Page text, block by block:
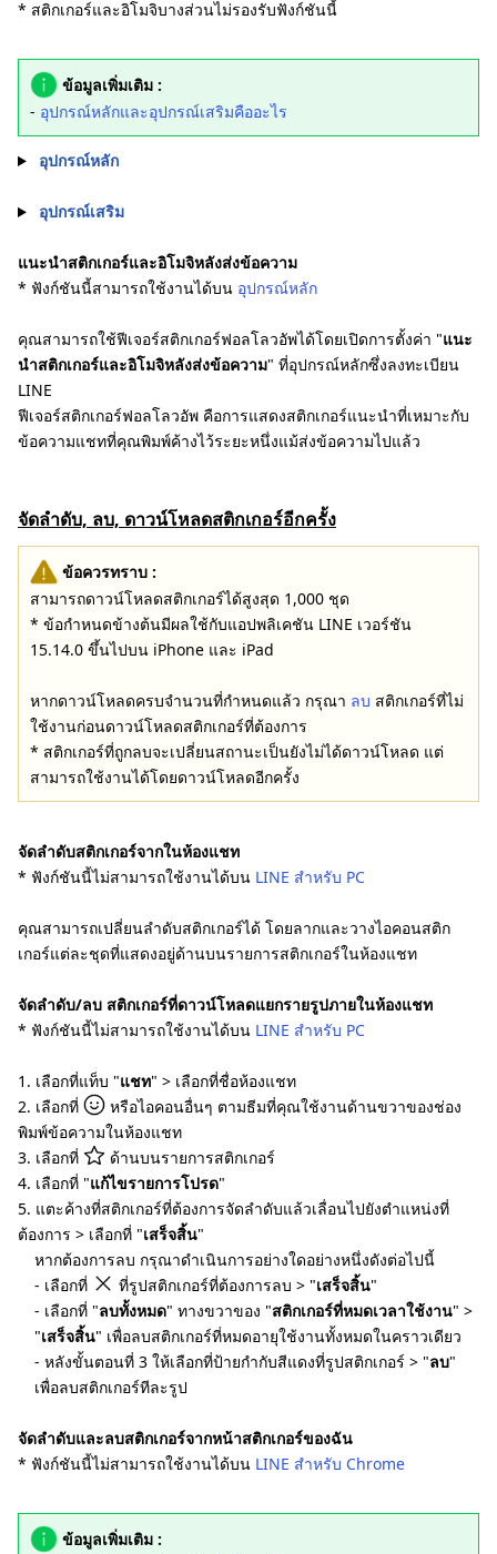
* สติกเกอร์และอิโมจิบางส่วนไม่รองรับฟังก์ชันนี้
ข้อมูลเพิ่มเติม :
- อุปกรณ์หลักและอุปกรณ์เสริมคืออะไร
อุปกรณ์หลัก
อุปกรณ์เสริม
แนะนำสติกเกอร์และอิโมจิหลังส่งข้อความ
* ฟังก์ชันนี้สามารถใช้งานได้บน อุปกรณ์หลัก
คุณสามารถใช้ฟีเจอร์สติกเกอร์ฟอลโลวอัพได้โดยเปิดการตั้งค่า "แนะ
นำสติกเกอร์และอิโมจิหลังส่งข้อความ" ที่อุปกรณ์หลักซึ่งลงทะเบียน
LINE
ฟีเจอร์สติกเกอร์ฟอลโลวอัพ คือการแสดงสติกเกอร์แนะนำที่เหมาะกับ
ข้อความแชทที่คุณพิมพ์ค้างไว้ระยะหนึ่งแม้ส่งข้อความไปแล้ว
จัดลำดับ, ลบ, ดาวน์โหลดสติกเกอร์อีกครั้ง
ข้อควรทราบ :
สามารถดาวน์โหลดสติกเกอร์ได้สูงสุด 1,000 ชุด
* ข้อกำหนดข้างต้นมีผลใช้กับแอปพลิเคชัน LINE เวอร์ชัน
15.14.0 ขึ้นไปบน iPhone และ iPad
หากดาวน์โหลดครบจำนวนที่กำหนดแล้ว กรุณา ลบ สติกเกอร์ที่ไม่
ใช้งานก่อนดาวน์โหลดสติกเกอร์ที่ต้องการ
* สติกเกอร์ที่ถูกลบจะเปลี่ยนสถานะเป็นยังไม่ได้ดาวน์โหลด แต่
สามารถใช้งานได้โดยดาวน์โหลดอีกครั้ง
จัดลำดับสติกเกอร์จากในห้องแชท
* ฟังก์ชันนี้ไม่สามารถใช้งานได้บน LINE สำหรับ PC
คุณสามารถเปลี่ยนลำดับสติกเกอร์ได้ โดยลากและวางไอคอนสติก
เกอร์แต่ละชุดที่แสดงอยู่ด้านบนรายการสติกเกอร์ในห้องแชท
จัดลำดับ/ลบ สติกเกอร์ที่ดาวน์โหลดแยกรายรูปภายในห้องแชท
* ฟังก์ชันนี้ไม่สามารถใช้งานได้บน LINE สำหรับ PC
1. เลือกที่แท็บ "แชท" > เลือกที่ชื่อห้องแชท
2. เลือกที่
หรือไอคอนอื่นๆ ตามธีมที่คุณใช้งานด้านขวาของช่อง
พิมพ์ข้อความในห้องแชท
3. เลือกที่
ด้านบนรายการสติกเกอร์
4. เลือกที่ "แก้ไขรายการโปรด"
5. แตะค้างที่สติกเกอร์ที่ต้องการจัดลำดับแล้วเลื่อนไปยังตำแหน่งที่
ต้องการ > เลือกที่ "เสร็จสิ้น"
หากต้องการลบ กรุณาดำเนินการอย่างใดอย่างหนึ่งดังต่อไปนี้
- เลือกที่
ที่รูปสติกเกอร์ที่ต้องการลบ > "เสร็จสิ้น"
- เลือกที่ "ลบทั้งหมด" ทางขวาของ "สติกเกอร์ที่หมดเวลาใช้งาน" >
"เสร็จสิ้น" เพื่อลบสติกเกอร์ที่หมดอายุใช้งานทั้งหมดในคราวเดียว
- หลังขั้นตอนที่ 3 ให้เลือกที่ป้ายกำกับสี​แดงที่รูปสติกเกอร์ > "ลบ"
เพื่อลบสติกเกอร์ทีละรูป
จัดลำดับและลบสติกเกอร์จากหน้าสติกเกอร์ของฉัน
* ฟังก์ชันนี้ไม่สามารถใช้งานได้บน LINE สำหรับ Chrome
ข้อมูลเพิ่มเติม :